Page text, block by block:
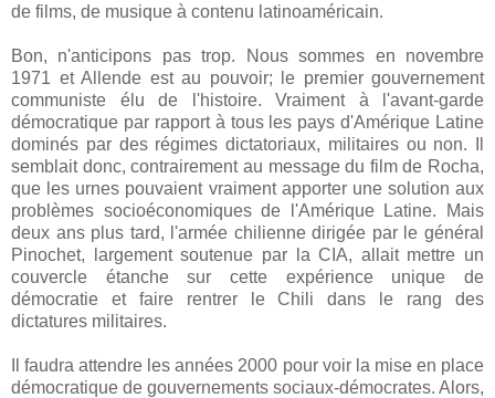
de films, de musique à contenu latinoaméricain.
Bon, n'anticipons pas trop. Nous sommes en novembre
1971 et Allende est au pouvoir; le premier gouvernement
communiste élu de l'histoire. Vraiment à l'avant-garde
démocratique par rapport à tous les pays d'Amérique Latine
dominés par des régimes dictatoriaux, militaires ou non. Il
semblait donc, contrairement au message du film de Rocha,
que les urnes pouvaient vraiment apporter une solution aux
problèmes socioéconomiques de l'Amérique Latine. Mais
deux ans plus tard, l'armée chilienne dirigée par le général
Pinochet, largement soutenue par la CIA, allait mettre un
couvercle étanche sur cette expérience unique de
démocratie et faire rentrer le Chili dans le rang des
dictatures militaires.
Il faudra attendre les années 2000 pour voir la mise en place
démocratique de gouvernements sociaux-démocrates. Alors,